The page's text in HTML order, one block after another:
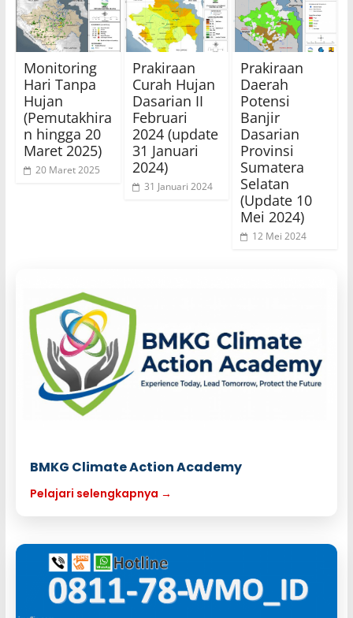
Monitoring
Hari Tanpa
Hujan
(Pemutakhira
n hingga 20
Maret 2025)
20 Maret 2025
Prakiraan
Curah Hujan
Dasarian II
Februari
2024 (update
31 Januari
2024)
31 Januari 2024
Prakiraan
Daerah
Potensi
Banjir
Dasarian
Provinsi
Sumatera
Selatan
(Update 10
Mei 2024)
12 Mei 2024
BMKG Climate Action Academy
Pelajari selengkapnya →